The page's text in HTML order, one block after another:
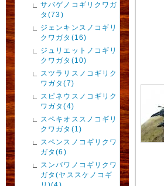
サバゲノコギリクワガ
タ(73)
ジェンキンスノコギリ
クワガタ(16)
ジュリエットノコギリ
クワガタ(10)
スツラリスノコギリク
ワガタ(7)
スピネウスノコギリク
ワガタ(4)
スペキオススノコギリ
クワガタ(1)
スペンスノコギリクワ
ガタ(6)
スンバワノコギリクワ
ガタ(ヤススケノコギ